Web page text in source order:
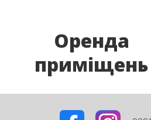
Оренда
приміщень